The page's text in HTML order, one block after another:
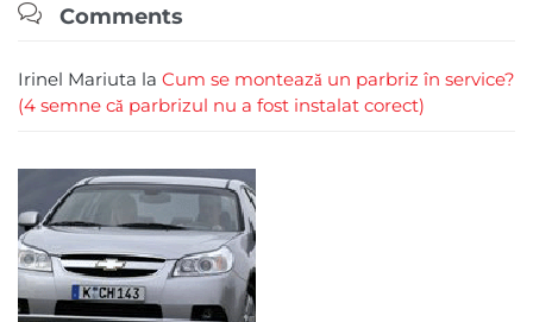
 Comments
Irinel Mariuta la Cum se montează un parbriz în service?
(4 semne că parbrizul nu a fost instalat corect)